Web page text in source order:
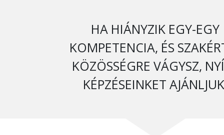
HA HIÁNYZIK EGY-EGY
KOMPETENCIA, ÉS
KÖZÖSSÉGRE VÁGYSZ,
KÉPZÉSEINKET